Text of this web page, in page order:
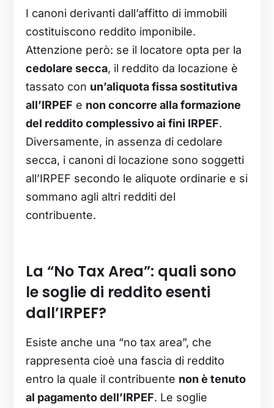
I canoni derivanti dall’affitto di immobili
costituiscono reddito imponibile.
Attenzione però: se il locatore opta per la
cedolare secca, il reddito da locazione è
tassato con un’aliquota fissa sostitutiva
all’IRPEF e non concorre alla formazione
del reddito complessivo ai fini IRPEF.
Diversamente, in assenza di cedolare
secca, i canoni di locazione sono soggetti
all’IRPEF secondo le aliquote ordinarie e si
sommano agli altri redditi del
contribuente.
La “No Tax Area”: quali sono
le soglie di reddito esenti
dall’IRPEF?
Esiste anche una “no tax area”, che
rappresenta cioè una fascia di reddito
entro la quale il contribuente non è tenuto
al pagamento dell’IRPEF. Le soglie